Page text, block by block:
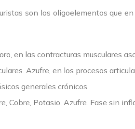
son los oligoelementos que
en las contracturas musculares
Azufre, en los procesos
generales crónicos.
Cobre, Potasio, Azufre. Fase sin